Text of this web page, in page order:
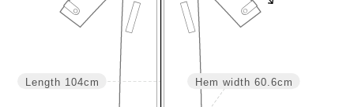
Hem width 60.6cm
Length 104cm